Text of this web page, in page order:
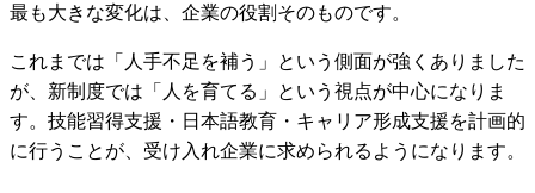
最も大きな変化は、企業の役割そのものです。
これまでは「人手不足を補う」という側面が強くありました
が、新制度では「人を育てる」という視点が中心になりま
す。技能習得支援・日本語教育・キャリア形成支援を計画的
に行うことが、受け入れ企業に求められるようになります。